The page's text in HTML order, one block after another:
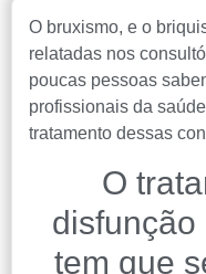
O bruxismo, e o
relatadas nos
poucas pessoas
profissionais da
tratamento dessas
O
disfunção
tem que